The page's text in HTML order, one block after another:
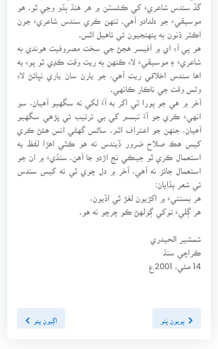
گڏ سندس شاعريءَ کي ڪئسٽن ۾ هر هنڌ ٻڌو وڃي ٿو. هو
موسيقيءَ جو دلدادو آهي. تنهن ڪري سندس شاعريءَ جون
اڪثر ڌنون به پنهنجيون ئي ٺاهيل اٿس.
هو پي آءِ اي ۾ آفيسر هجڻ جي سخت مصروفيت هوندي به
شاعريءَ ۽ موسيقيءَ لاءِ ڪنهن به ريت وقت ڪڍي ٿو پوءِ به
اها سندس اخلاقي ريت آهي، جو يارن سان ياري نڀائڻ لاءِ
وٽس وقت جي ناڪار ڪانهي.
آخر ۾ هي جو پورا ٽي اکر به آءٌ لکي نه سگهيو آهيان، سو
انهيءَ ڪري جو آءٌ تبسم کي بي ترتيب ئي پڙهي سگهيو
آهيان، جنهن جو اعتراف اٿم. ساڻس گهڻي انس هئڻ ڪري
کيس هڪ صلاح ضرور ڏيندس ته هو ڪٿي اهڙا لفظ به
استعمال ڪري ٿو جيڪي نج اڙدو جا آهن. سنڌيءَ ۾ ان جو
استعمال جائز نه آهي، آخر ۾ دل چوي ٿي ته کيس سندس
ئي شعر ٻڌايان:
هر بسنتيءَ ۾ اکڙيون لغڙ ٿي اڏيون،
هر ڳليءَ توکي ڳولهڻ ڪو چرچو نه هو.
شمشير الحيدري
ڪراچي سنڌ
14 مئي، 2001ع
پويون پَنو اڳيون پنو